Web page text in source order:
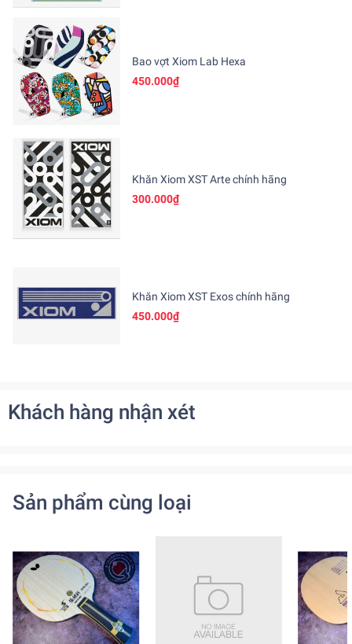
Bao vợt Xiom Lab Hexa
450.000₫
Khăn Xiom XST Arte chính hãng
300.000₫
Khăn Xiom XST Exos chính hãng
450.000₫
Khách hàng nhận xét
Sản phẩm cùng loại